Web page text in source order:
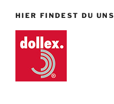
HIER FINDEST DU UNS